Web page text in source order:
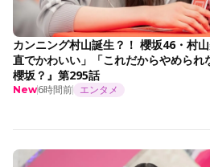
カンニング村山誕生？！ 櫻坂46・村
直でかわいい」「これだからやめられ
櫻坂？』第295話
New6時間前 エンタメ